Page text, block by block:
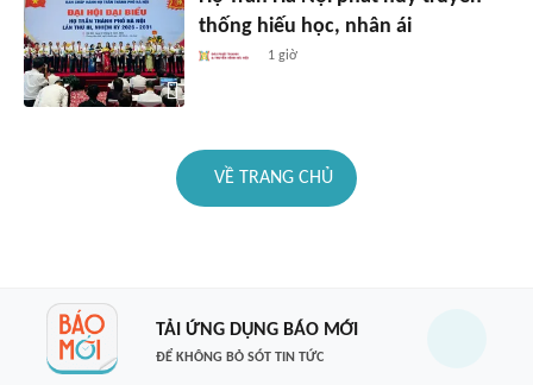
thống hiếu học, nhân ái
1 giờ
VỀ TRANG CHỦ
TẢI ỨNG DỤNG BÁO MỚI
ĐỂ KHÔNG BỎ SÓT TIN TỨC